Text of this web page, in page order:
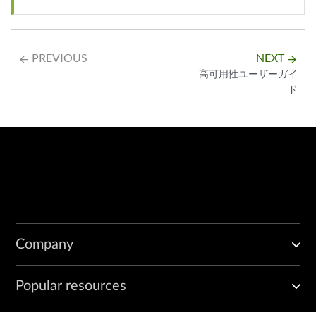
arrow_backward PREVIOUS NEXT arrow_forward
高可用性ユーザーガイ
ド
Company
Popular resources